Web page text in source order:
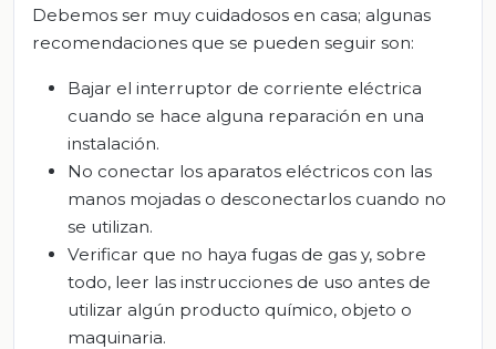
Debemos ser muy cuidadosos en casa; algunas
recomendaciones que se pueden seguir son:
Bajar el interruptor de corriente eléctrica
cuando se hace alguna reparación en una
instalación.
No conectar los aparatos eléctricos con las
manos mojadas o desconectarlos cuando no
se utilizan.
Verificar que no haya fugas de gas y, sobre
todo, leer las instrucciones de uso antes de
utilizar algún producto químico, objeto o
maquinaria.